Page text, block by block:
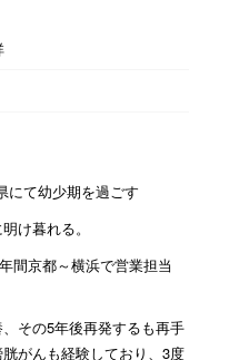
て幼少期を過ごす
け暮れる。
間京都～横浜で営業担当
その5年後再発するも再手
がんも経験しており、3度